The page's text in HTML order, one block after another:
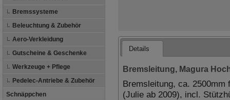
Bremssysteme
Beleuchtung & Zubehör
Aero-Verkleidung
Gutscheine & Geschenke
Werkzeuge + Pflege
Pedelec-Antriebe & Zubehör
Schnäppchen
Details
Bremsleitung, Magura
Bremsleitung, ca. 2500mm
(Julie ab 2009), incl.